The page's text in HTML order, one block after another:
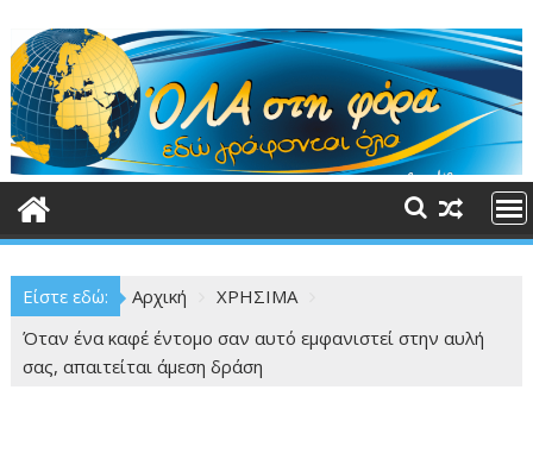
στο
περιεχόμενο
Είστε εδώ: Αρχική
ΧΡΗΣΙΜΑ
Όταν ένα καφέ έντομο σαν αυτό εμφανιστεί στην αυλή
σας, απαιτείται άμεση δράση